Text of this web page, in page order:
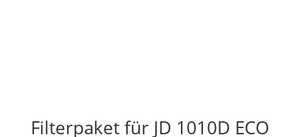
Filterpaket für JD 1010D ECO